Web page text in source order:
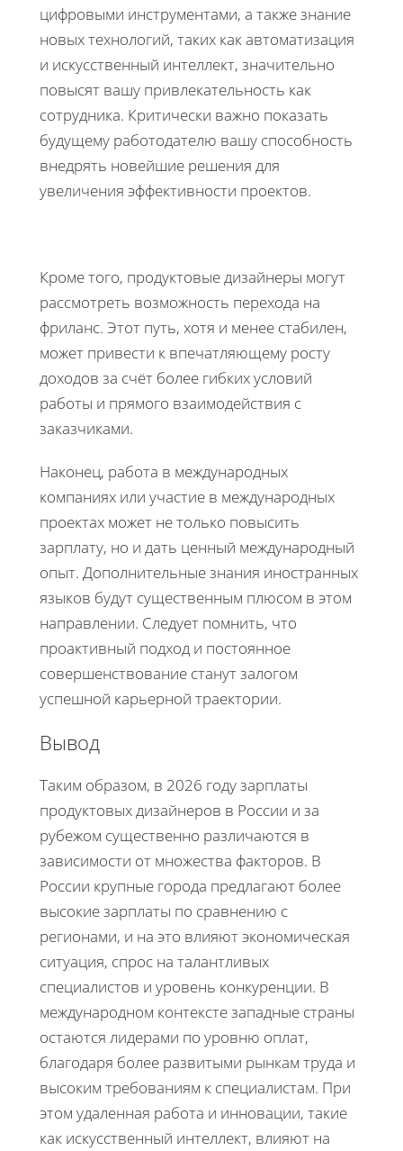
цифровыми инструментами, а также знание
новых технологий, таких как автоматизация
и искусственный интеллект, значительно
повысят вашу привлекательность как
сотрудника. Критически важно показать
будущему работодателю вашу способность
внедрять новейшие решения для
увеличения эффективности проектов.
Кроме того, продуктовые дизайнеры могут
рассмотреть возможность перехода на
фриланс. Этот путь, хотя и менее стабилен,
может привести к впечатляющему росту
доходов за счёт более гибких условий
работы и прямого взаимодействия с
заказчиками.
Наконец, работа в международных
компаниях или участие в международных
проектах может не только повысить
зарплату, но и дать ценный международный
опыт. Дополнительные знания иностранных
языков будут существенным плюсом в этом
направлении. Следует помнить, что
проактивный подход и постоянное
совершенствование станут залогом
успешной карьерной траектории.
Вывод
Таким образом, в 2026 году зарплаты
продуктовых дизайнеров в России и за
рубежом существенно различаются в
зависимости от множества факторов. В
России крупные города предлагают более
высокие зарплаты по сравнению с
регионами, и на это влияют экономическая
ситуация, спрос на талантливых
специалистов и уровень конкуренции. В
международном контексте западные страны
остаются лидерами по уровню оплат,
благодаря более развитыми рынкам труда и
высоким требованиям к специалистам. При
этом удаленная работа и инновации, такие
как искусственный интеллект, влияют на